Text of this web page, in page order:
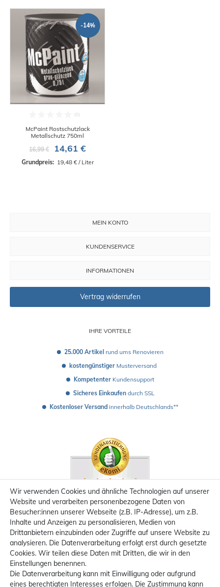
-14%
McPaint Rostschutzlack
Metallschutz 750ml
16,99 €
14,61 €
Grundpreis: 19,48 € / Liter
IHRE VORTEILE
25.000 Artikel rund ums Renovieren
kostengünstiger Musterversand
Kompetenter Kundensupport
Sicheres Einkaufen durch SSL
Kostenloser Versand innerhalb Deutschlands**
MEIN KONTO
KUNDENSERVICE
INFORMATIONEN
Vertrag widerrufen
Wir verwenden Cookies und ähnliche Technologien auf unserer
Website und verarbeiten personenbezogene Daten von
Besucher:innen unserer Webseite (z.B. IP-Adresse), um z.B.
Inhalte und Anzeigen zu personalisieren, Medien von
Drittanbietern einzubinden oder Zugriffe auf unsere Website zu
analysieren. Die Datenverarbeitung erfolgt erst durch gesetzte
Cookies. Wir teilen diese Daten mit Dritten, die wir in den
Einstellungen benennen.
Die Datenverarbeitung kann mit Einwilligung oder aufgrund
eines berechtigten Interesses erfolgen. Die Zustimmung kann